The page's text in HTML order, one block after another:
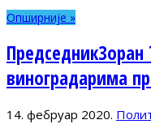
Опширније »
ПредседникЗоран
виноградарима
14. фебруар 2020.